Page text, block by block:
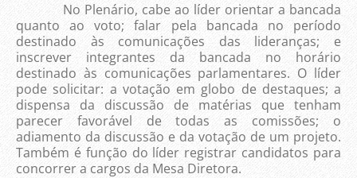
No Plenário, cabe ao líder orientar a bancada
quanto ao voto; falar pela bancada no período
destinado às comunicações das lideranças; e
inscrever integrantes da bancada no horário
destinado às comunicações parlamentares. O líder
pode solicitar: a votação em globo de destaques; a
dispensa da discussão de matérias que tenham
parecer favorável de todas as comissões; o
adiamento da discussão e da votação de um projeto.
Também é função do líder registrar candidatos para
concorrer a cargos da Mesa Diretora.